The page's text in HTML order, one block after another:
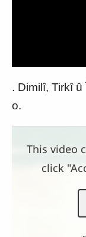
. Dimilî, Tirkî
o.
This video
click